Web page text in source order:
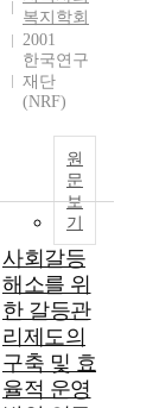
복지학회
2001
한국연구
재단
(NRF)
원
문
보
기
사회갈등
해소를 위
한 갈등관
리제도의
구축 및 효
율적 운영